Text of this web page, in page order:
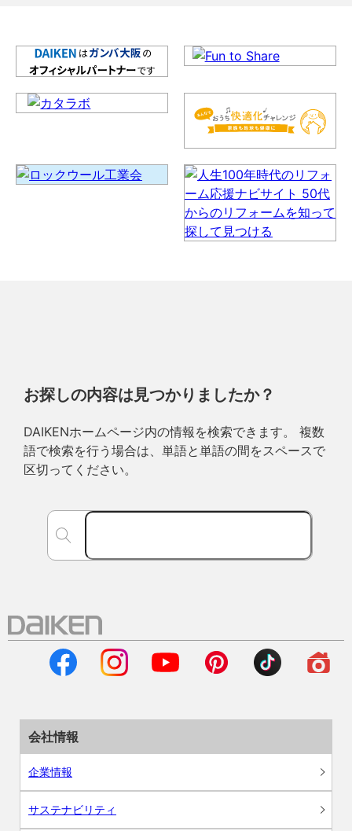
お探しの内容は見つかりましたか？
DAIKENホームページ内の情報を検索できます。 複数
語で検索を行う場合は、単語と単語の間をスペースで
区切ってください。
会社情報
企業情報
サステナビリティ